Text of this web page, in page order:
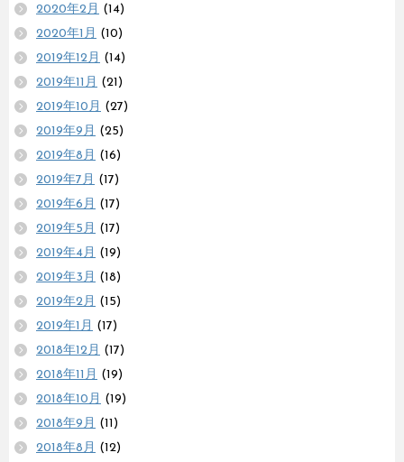
2020年2月 (14)
2020年1月 (10)
2019年12月 (14)
2019年11月 (21)
2019年10月 (27)
2019年9月 (25)
2019年8月 (16)
2019年7月 (17)
2019年6月 (17)
2019年5月 (17)
2019年4月 (19)
2019年3月 (18)
2019年2月 (15)
2019年1月 (17)
2018年12月 (17)
2018年11月 (19)
2018年10月 (19)
2018年9月 (11)
2018年8月 (12)